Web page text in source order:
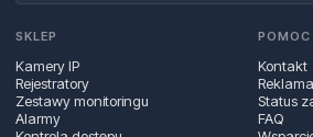
SKLEP
Kamery IP
Rejestratory
Zestawy monitoringu
Alarmy
POMOC
Kontakt
Status
FAQ